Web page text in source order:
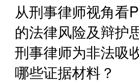
从刑事律师视角看
的法律风险及辩护
刑事律师为非法吸
哪些证据材料？